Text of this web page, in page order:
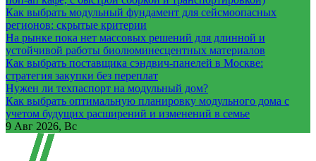
Как выбрать модульный фундамент для сейсмоопасных
регионов: скрытые критерии
На рынке пока нет массовых решений для длинной и
устойчивой работы биолюминесцентных материалов
Как выбрать поставщика сэндвич-панелей в Москве:
стратегия закупки без переплат
Нужен ли техпаспорт на модульный дом?
Как выбрать оптимальную планировку модульного дома с
учетом будущих расширений и изменений в семье
9 Авг 2026, Вс